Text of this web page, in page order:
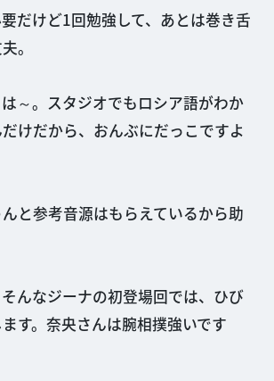
だけど1回勉強して、あとは巻き舌
。
～。スタジオでもロシア語がわか
けだから、おんぶにだっこですよ
と参考音源はもらえているから助
んなジーナの初登場回では、ひび
す。奈央さんは腕相撲強いです